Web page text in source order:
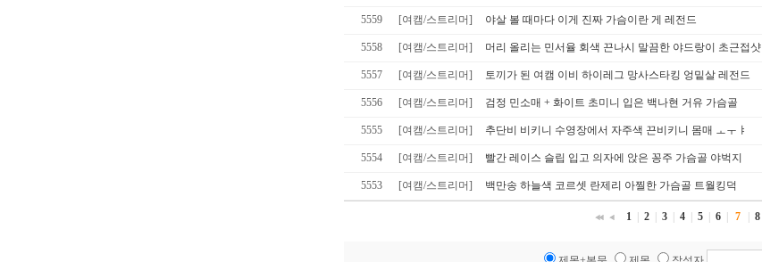
5559 [여캠/스트리머] 야살 볼 때마다 이게 진짜 가슴이란 게 레전드
5558 [여캠/스트리머] 머리 올리는 민서율 회색 끈나시 말끔한 야드랑이 초근접샷
5557 [여캠/스트리머] 토끼가 된 여캠 이비 하이레그 망사스타킹 엉밑살 레전드
5556 [여캠/스트리머] 검정 민소매 + 화이트 초미니 입은 백나현 거유 가슴골
5555 [여캠/스트리머] 추단비 비키니 수영장에서 자주색 끈비키니 몸매 ㅗㅜㅑ
5554 [여캠/스트리머] 빨간 레이스 슬립 입고 의자에 앉은 꽁주 가슴골 야벅지
5553 [여캠/스트리머] 백만송 하늘색 코르셋 란제리 아찔한 가슴골 트월킹덕
1 2 3 4 5 6 7 8